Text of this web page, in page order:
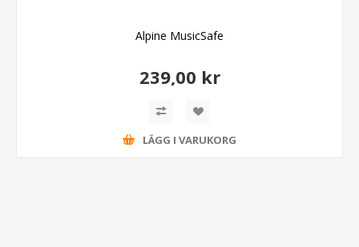
Alpine MusicSafe
239,00 kr
LÄGG I VARUKORG